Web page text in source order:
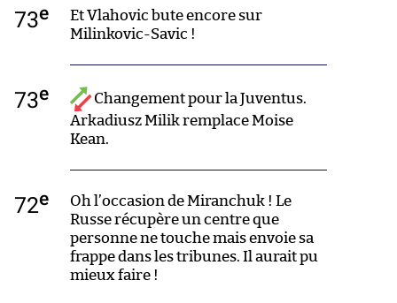
73e
Et Vlahovic bute encore sur
Milinkovic-Savic !
73e
Changement pour la Juventus.
Arkadiusz Milik remplace Moise
Kean.
72e
Oh l’occasion de Miranchuk ! Le
Russe récupère un centre que
personne ne touche mais envoie sa
frappe dans les tribunes. Il aurait pu
mieux faire !